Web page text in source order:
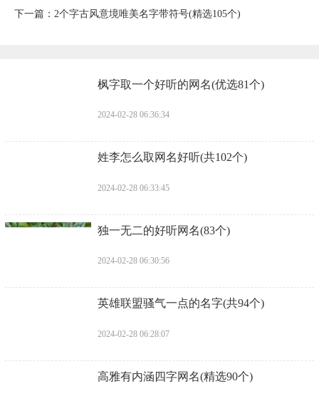
下一篇： ​2个字古风意境唯美名字带符号(精选105个)
​枫字取一个好听的网名(优选81个)
2024-02-28 06:36:34
​姓李怎么取网名好听(共102个)
2024-02-28 06:33:45
​独一无二的好听网名(83个)
2024-02-28 06:30:56
​英雄联盟骚气一点的名字(共94个)
2024-02-28 06:28:07
​高雅有内涵四字网名(精选90个)